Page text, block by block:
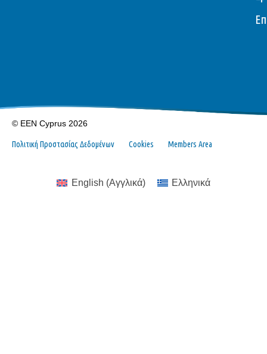
© EEN Cyprus 2026
Πολιτική Προστασίας Δεδομένων Cookies Members Area
English (Αγγλικά) Ελληνικά